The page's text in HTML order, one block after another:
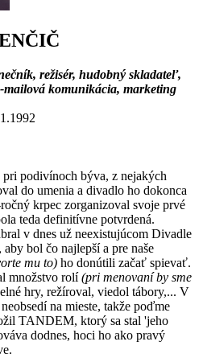
režisér, hudobný skladateľ,
mailová komunikácia, marketing
podivínoch býva, z nejakých
do umenia a divadlo ho dokonca
krpec zorganizoval svoje prvé
teda definitívne potvrdená.
v dnes už neexistujúcom Divadle
bol čo najlepší a pre naše
mu to) ho donútili začať spievať.
množstvo rolí(pri menovaní by sme
hry, režíroval, viedol tábory,... V
na mieste, takže poďme
TANDEM, ktorý sa stal 'jeho
dodnes, hoci ho ako pravý